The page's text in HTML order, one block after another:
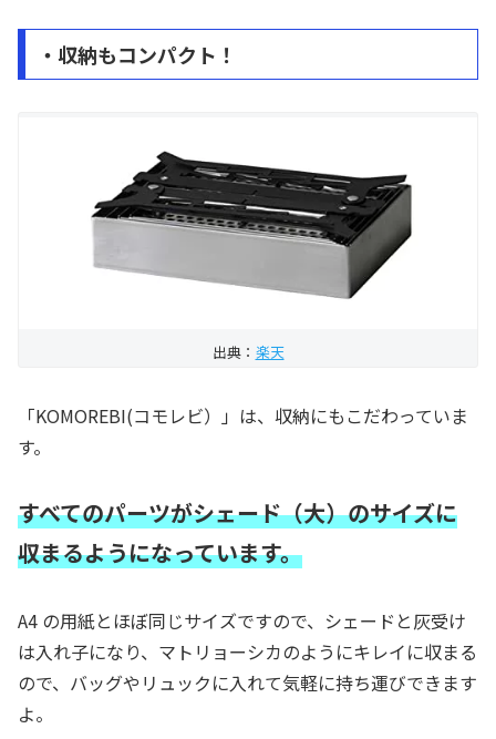
・収納もコンパクト！
出典： 楽天
「KOMOREBI(コモレビ）」は、収納にもこだわっていま
す。
すべてのパーツがシェード（大）のサイズに
収まるようになっています。
A4 の用紙とほぼ同じサイズですので、シェードと灰受け
は入れ子になり、マトリョーシカのようにキレイに収まる
ので、バッグやリュックに入れて気軽に持ち運びできます
よ。